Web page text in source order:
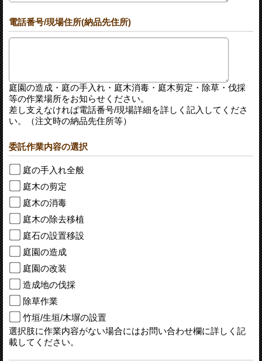
電話番号/現場住所(納品先住所)
庭園の造成・庭の手入れ・庭木消毒・庭木剪定・除草・伐採
等の作業場所をお知らせください。
差し支えなければ電話番号/現場詳細を詳しく記入してくださ
い。（注文時の納品先住所等）
委託作業内容の選択
庭の手入れ全般
庭木の剪定
庭木の消毒
庭木の除去移植
庭石の設置移設
庭園の造成
庭園の改装
造成地の伐採
除草作業
竹垣/生垣/木塀の設置
選択肢に作業内容がない場合にはお問い合わせ欄に詳しく記
載してください。